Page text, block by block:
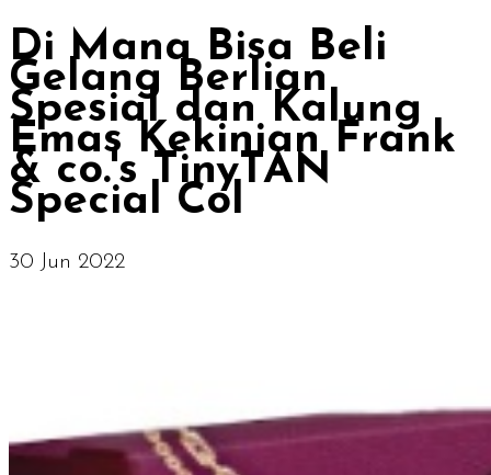
Di Mana Bisa Beli
Gelang Berlian
Spesial dan Kalung
Emas Kekinian Frank
& co.'s TinyTAN
Special Col
30 Jun 2022